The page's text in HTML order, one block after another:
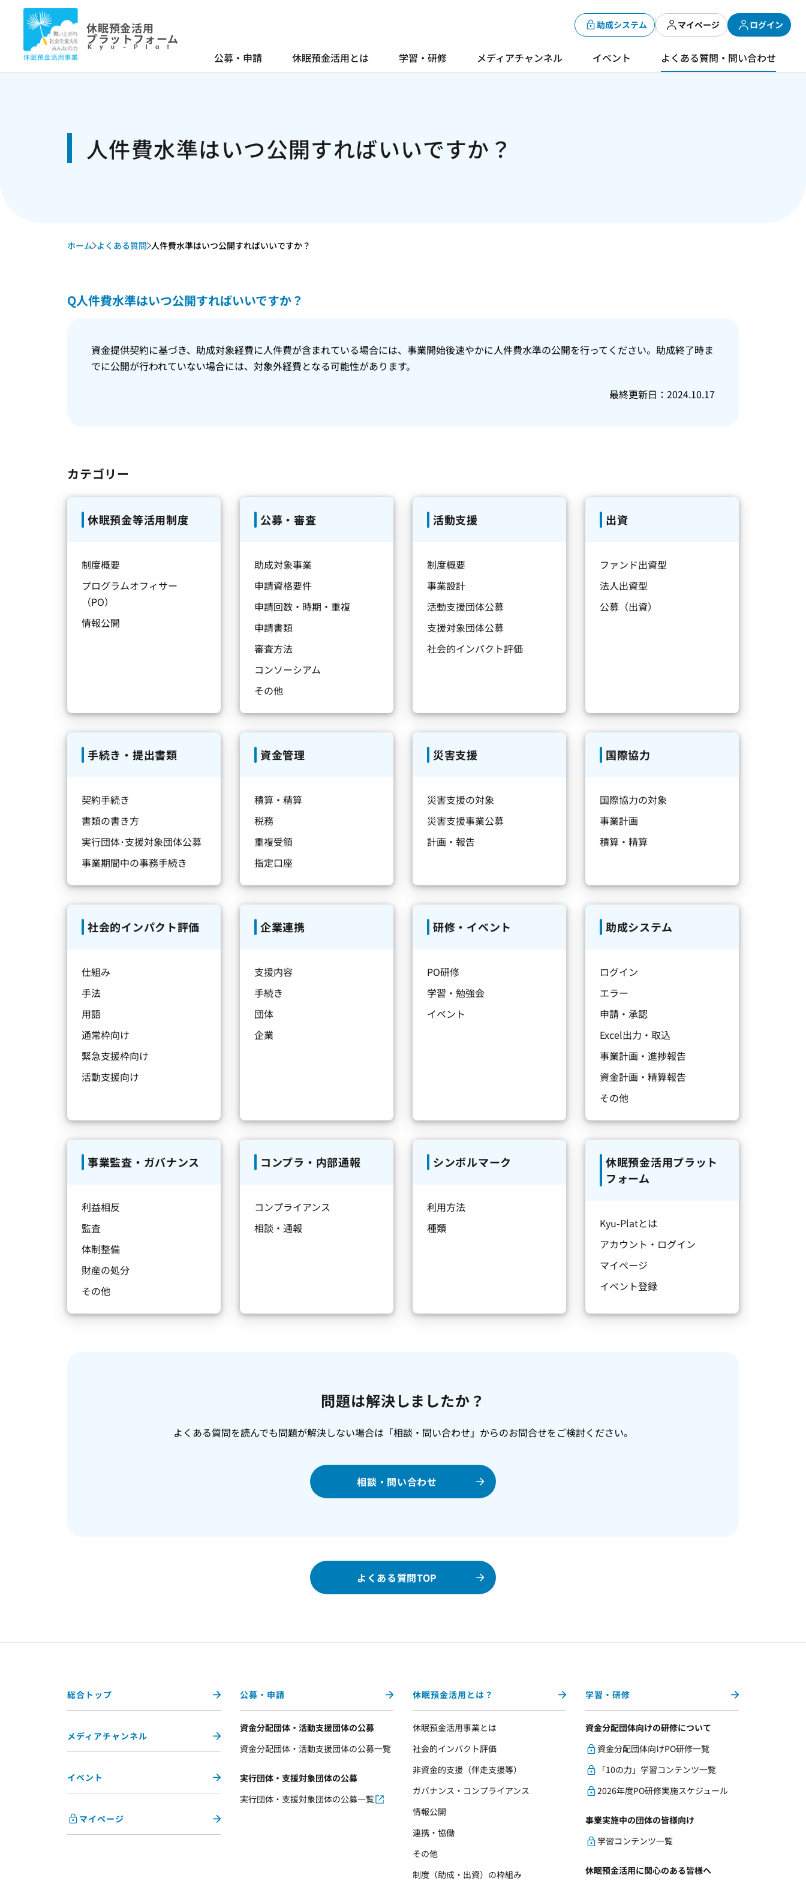
休眠預金活用
プラットフォーム
Kyu-Plat
助成システム マイページ ログイン
公募・申請 休眠預金活用とは 学習・研修 メディアチャンネル イベント よくある質問・問い合わせ
人件費水準はいつ公開すればいいですか？
ホーム よくある質問 人件費水準はいつ公開すればいいですか？
Q人件費水準はいつ公開すればいいですか？
資金提供契約に基づき、助成対象経費に人件費が含まれている場合には、事業開始後速やかに人件費水準の公開を行ってください。助成終了時ま
でに公開が行われていない場合には、対象外経費となる可能性があります。
最終更新日：2024.10.17
カテゴリー
休眠預金等活用制度
制度概要
プログラムオフィサー
（PO）
情報公開
公募・審査
助成対象事業
申請資格要件
申請回数・時期・重複
申請書類
審査方法
コンソーシアム
その他
活動支援
制度概要
事業設計
活動支援団体公募
支援対象団体公募
社会的インパクト評価
出資
ファンド出資型
法人出資型
公募（出資）
手続き・提出書類
契約手続き
書類の書き方
実行団体･支援対象団体公募
事業期間中の事務手続き
資金管理
積算・精算
税務
重複受領
指定口座
災害支援
災害支援の対象
災害支援事業公募
計画・報告
国際協力
国際協力の対象
事業計画
積算・精算
社会的インパクト評価
仕組み
手法
用語
通常枠向け
緊急支援枠向け
活動支援向け
企業連携
支援内容
手続き
団体
企業
研修・イベント
PO研修
学習・勉強会
イベント
助成システム
ログイン
エラー
申請・承認
Excel出力・取込
事業計画・進捗報告
資金計画・精算報告
その他
事業監査・ガバナンス
利益相反
監査
体制整備
財産の処分
その他
コンプラ・内部通報
コンプライアンス
相談・通報
シンボルマーク
利用方法
種類
休眠預金活用プラット
フォーム
Kyu-Platとは
アカウント・ログイン
マイページ
イベント登録
問題は解決しましたか？
よくある質問を読んでも問題が解決しない場合は「相談・問い合わせ」からのお問合せをご検討ください。
相談・問い合わせ
よくある質問TOP
総合トップ
メディアチャンネル
イベント
マイページ
公募・申請
資金分配団体・活動支援団体の公募
資金分配団体・活動支援団体の公募一覧
実行団体・支援対象団体の公募
実行団体・支援対象団体の公募一覧
休眠預金活用とは？
休眠預金活用事業とは
社会的インパクト評価
非資金的支援（伴走支援等）
ガバナンス・コンプライアンス
情報公開
連携・協働
その他
制度（助成・出資）の枠組み
学習・研修
資金分配団体向けの研修について
資金分配団体向けPO研修一覧
「10の力」学習コンテンツ一覧
2026年度PO研修実施スケジュール
事業実施中の団体の皆様向け
学習コンテンツ一覧
休眠預金活用に関心のある皆様へ